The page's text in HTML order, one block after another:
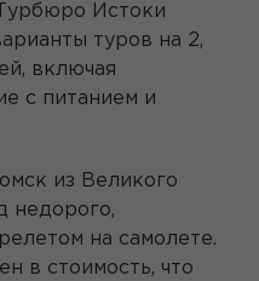
Истоки
туров на 2,
включая
с питанием и
из Великого
недорого,
на самолете.
в стоимость, что